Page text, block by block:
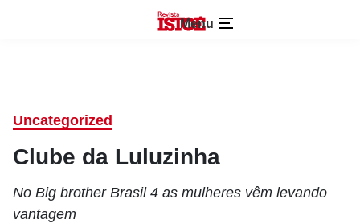
Menu
Uncategorized
Clube da Luluzinha
No Big brother Brasil 4 as mulheres vêm levando
vantagem